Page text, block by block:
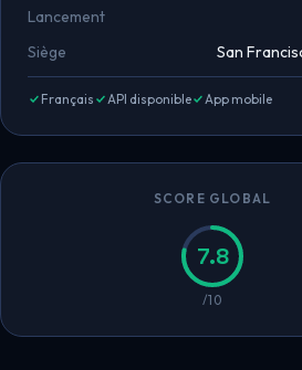
Lancement
Siège
San
Français API disponible App mobile
SCORE GLOBAL
7.8
/10